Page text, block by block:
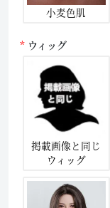
小麦色肌
ウィッグ
掲載画像と同じ
ウィッグ